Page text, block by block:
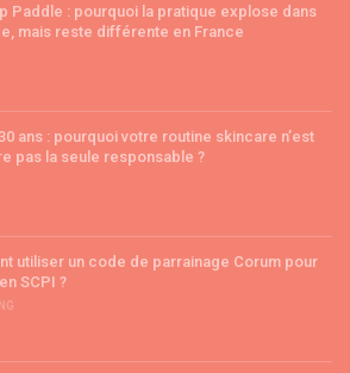
Paddle : pourquoi la pratique explose dans
mais reste différente en France
ans : pourquoi votre routine skincare n’est
pas la seule responsable ?
utiliser un code de parrainage Corum pour
SCPI ?